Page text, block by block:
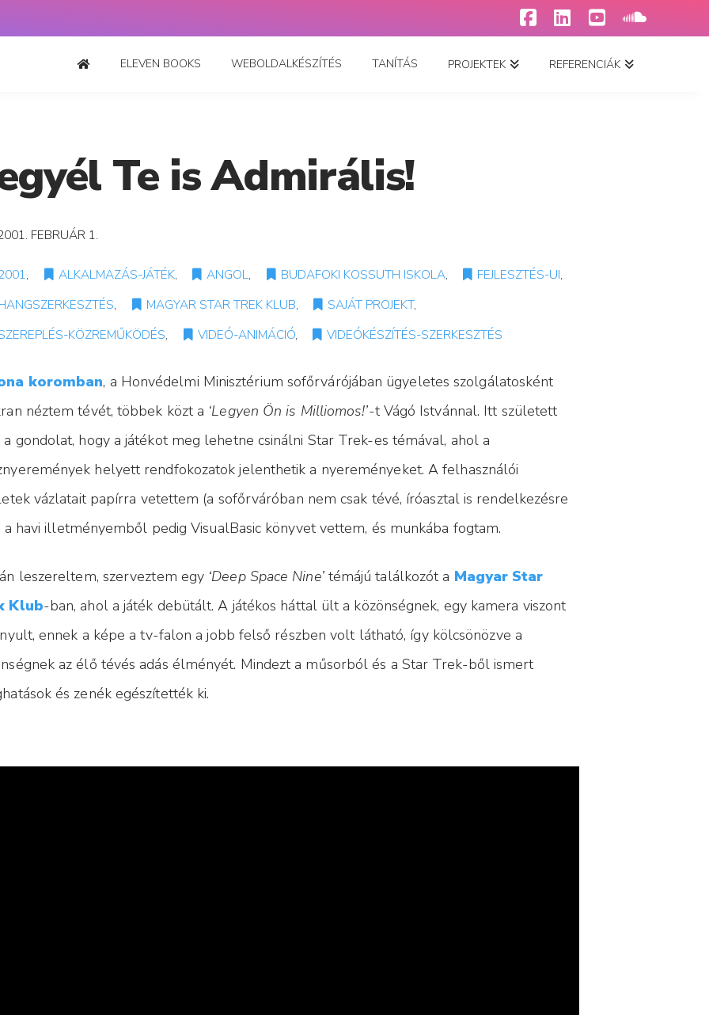
Facebook
LinkedInYouTube
ELEVEN BOOKS WEBOLDALKÉSZÍTÉS TANÍTÁS PROJEKTEK REFERENCIÁK
Te is Admirális!
FEBRUÁR 1.
, ALKALMAZÁS-JÁTÉK, ANGOL, BUDAFOKI KOSSUTH ISKOLA, FEJLESZTÉS-UI,
, MAGYAR STAR TREK KLUB, SAJÁT PROJEKT,
KÖZREMŰKÖDÉS, VIDEÓ-ANIMÁCIÓ, VIDEÓKÉSZÍTÉS-SZERKESZTÉS
koromban, a Honvédelmi Minisztérium sofőrvárójában ügyeletes szolgálatosként
néztem tévét, többek közt a ‘Legyen Ön is Milliomos!’-t Vágó Istvánnal. Itt született
gondolat, hogy a játékot meg lehetne csinálni Star Trek-es témával, ahol a
helyett rendfokozatok jelenthetik a nyereményeket. A felhasználói
vázlatait papírra vetettem (a sofőrváróban nem csak tévé, íróasztal is rendelkezésre
havi illetményemből pedig VisualBasic könyvet vettem, és munkába fogtam.
leszereltem, szerveztem egy ‘Deep Space Nine’témájú találkozót a Magyar Star
Klub-ban, ahol a játék debütált. A játékos háttal ült a közönségnek, egy kamera viszont
ennek a képe a tv-falon a jobb felső részben volt látható, így kölcsönözve a
az élő tévés adás élményét. Mindezt a műsorból és a Star Trek-ből ismert
és zenék egészítették ki.